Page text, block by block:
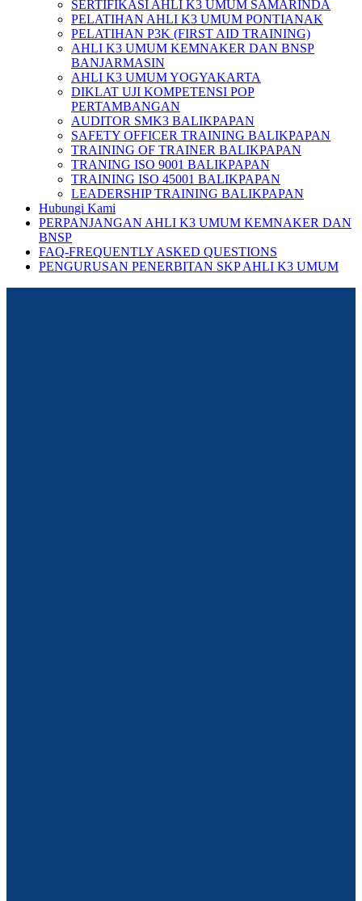
SERTIFIKASI AHLI K3 UMUM SAMARINDA
PELATIHAN AHLI K3 UMUM PONTIANAK
PELATIHAN P3K (FIRST AID TRAINING)
AHLI K3 UMUM KEMNAKER DAN BNSP
BANJARMASIN
AHLI K3 UMUM YOGYAKARTA
DIKLAT UJI KOMPETENSI POP
PERTAMBANGAN
AUDITOR SMK3 BALIKPAPAN
SAFETY OFFICER TRAINING BALIKPAPAN
TRAINING OF TRAINER BALIKPAPAN
TRANING ISO 9001 BALIKPAPAN
TRAINING ISO 45001 BALIKPAPAN
LEADERSHIP TRAINING BALIKPAPAN
Hubungi Kami
PERPANJANGAN AHLI K3 UMUM KEMNAKER DAN
BNSP
FAQ-FREQUENTLY ASKED QUESTIONS
PENGURUSAN PENERBITAN SKP AHLI K3 UMUM